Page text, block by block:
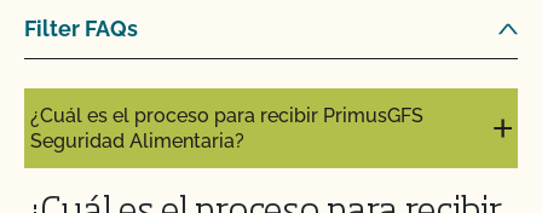
Filter FAQs
¿Cuál es el proceso para recibir PrimusGFS
Seguridad Alimentaria?